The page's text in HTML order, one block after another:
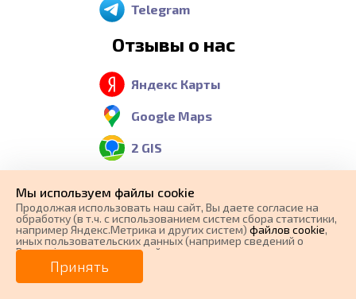
0 ₽
от0₽/мес. Плати частями
Telegram
Отзывы о нас
Яндекс Карты
Google Maps
2 GIS
Контакты
Телефон:
8 (800) 551-37-36
Мы используем файлы cookie
Продолжая использовать наш cайт, Вы даете согласие на
обработку (в т.ч. с использованием систем сбора статистики,
например Яндекс.Метрика и других систем) файлов cookie,
иных пользовательских данных (например сведений о
Вашем ip-адресе, сведений о местоположении, типе
устройства, времени посещения страницы, сведений о
ресурсах сети Интернет, с которых были совершены
переходы на наш сайт, сведения о Ваших действиях на сайте
Принять